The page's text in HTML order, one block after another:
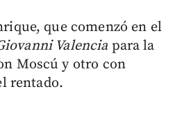
que comenzó en el
Valencia para la
Moscú y otro con
rentado.